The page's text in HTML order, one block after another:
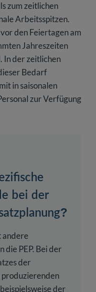
zum zeitlichen
Arbeitsspitzen.
den Feiertagen am
Jahreszeiten
In der zeitlichen
Bedarf
in saisonalen
zur Verfügung
bei der
andere
die PEP. Bei der
der
der